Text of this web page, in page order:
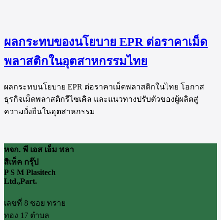
ผลกระทบของนโยบาย EPR ต่อราคาเม็ด
พลาสติกในอุตสาหกรรมไทย
ผลกระทบนโยบาย EPR ต่อราคาเม็ดพลาสติกในไทย โอกาส
ธุรกิจเม็ดพลาสติกรีไซเคิล และแนวทางปรับตัวของผู้ผลิตสู่
ความยั่งยืนในอุตสาหกรรม
หจก. พี เอส เอ็ม พลา
สิเท็ค กรุ๊ป
P S M Plasitech
Ltd.,Part.
เลขที่ 8 ซอย ทราย
ทอง 17 ตำบล